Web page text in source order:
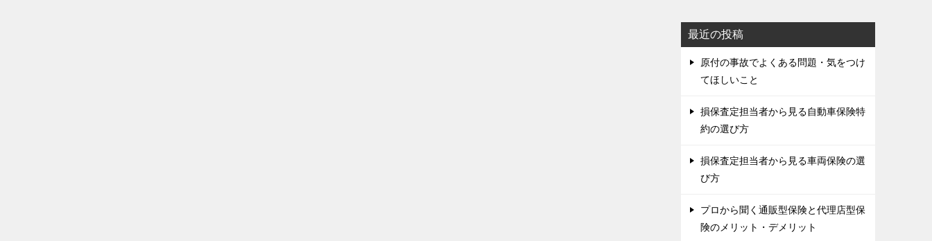
最近の投稿
原付の事故でよくある問題・気をつけ
てほしいこと
損保査定担当者から見る自動車保険特
約の選び方
損保査定担当者から見る車両保険の選
び方
プロから聞く通販型保険と代理店型保
険のメリット・デメリット